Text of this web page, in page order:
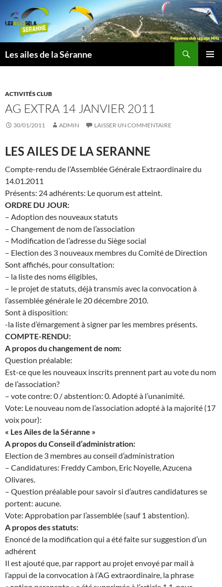
contenu
Les ailes de la Séranne
ACTIVITÉS CLUB
AG EXTRA 14 JANVIER 2011
30/01/2011 ADMIN LAISSER UN COMMENTAIRE
LES AILES DE LA SERANNE
Compte-rendu de l’Assemblée Générale Extraordinaire du
14.01.2011
Présents: 24 adhérents: Le quorum est atteint.
ORDRE DU JOUR:
– Adoption des nouveaux statuts
– Changement de nom de l’association
– Modification de l’adresse du Siège social
– Election des 3 nouveaux membres du Comité de Direction
Sont affichés, pour consultation:
– la liste des noms éligibles,
– le projet de statuts, déjà transmis avec la convocation à
l’assemblée générale le 20 décembre 2010.
Sont à disposition:
-la liste d’émargement à signer par les membres présents.
COMPTE-RENDU:
A propos du changement de nom:
Question préalable:
Est-ce que les nouveaux inscrits prennent part au vote du nom
de l’association?
– vote contre: 0 / abstention: 0. Adopté à l’unanimité.
Vote: Le nouveau nom de l’association adopté à la majorité (17
voix pour):
« Les Ailes de la Séranne »
A propos du Conseil d’administration:
Election de 3 membres au conseil d’administration
– Candidatures: Freddy Cambon, Eric Noyelle, Azucena
Olivares.
– Question préalable pour savoir si d’autres candidatures se
portent: aucune.
Vote: Approbation par l’assemblée (sauf 1 abstention).
A propos des statuts:
Enoncé de la modification qui a été faite sur suggestion d’un
adhérent
Il est ajouté que, par rapport au projet envoyé par mail à
l’appui de la convocation à l’AG extraordinaire, la phrase